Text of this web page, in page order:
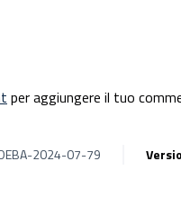
per aggiungere il tuo
2024-07-79